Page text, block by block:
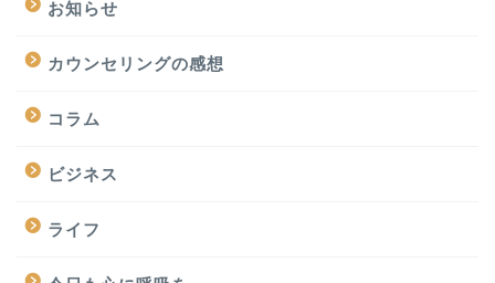
お知らせ
カウンセリングの感想
コラム
ビジネス
ライフ